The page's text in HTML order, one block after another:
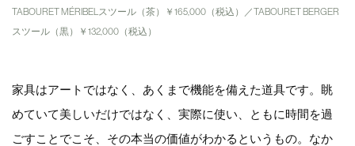
TABOURET MÉRIBELスツール（茶）￥165,000（税込）／TABOURET BERGER
スツール（黒）￥132,000（税込）
家具はアートではなく、あくまで機能を備えた道具です。眺
めていて美しいだけではなく、実際に使い、ともに時間を過
ごすことでこそ、その本当の価値がわかるというもの。なか